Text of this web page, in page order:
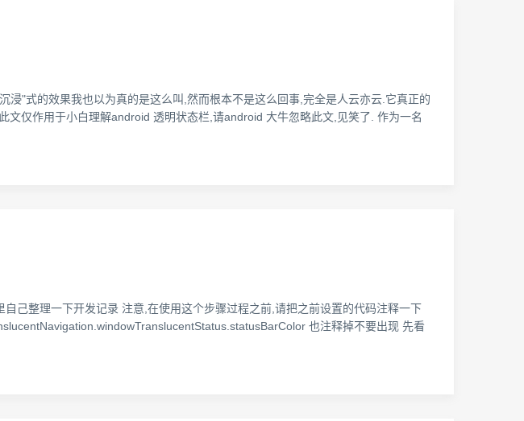
"式的效果我也以为真的是这么叫,然而根本不是这么回事,完全是人云亦云.它真正的
仅作用于小白理解android 透明状态栏,请android 大牛忽略此文,见笑了. 作为一名
己整理一下开发记录 注意,在使用这个步骤过程之前,请把之前设置的代码注释一下
也注释掉不要出现 先看